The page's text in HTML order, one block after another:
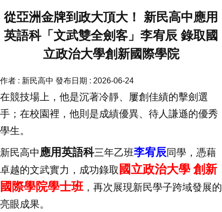
從亞洲金牌到政大頂大！ 新民高中應用
英語科「文武雙全劍客」李宥辰 錄取國
立政治大學創新國際學院
作者 : 新民高中 發布日期 : 2026-06-24
在競技場上，他是沉著冷靜、屢創佳績的擊劍選
手；在校園裡，他則是成績優異、待人謙遜的優秀
學生。
新民高中應用英語科三年乙班李宥辰同學，憑藉
卓越的文武實力，成功錄取 國立政治大學 創新
國際學院學士班，再次展現新民學子跨域發展的
亮眼成果。